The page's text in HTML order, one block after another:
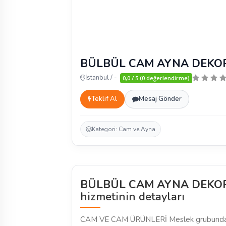
BÜLBÜL CAM AYNA
İstanbul / - 0,0 / 5 (0 değerlendirme)
Teklif Al Mesaj Gönder
Kategori: Cam ve Ayna
BÜLBÜL CAM AYNA
hizmetinin detayları
CAM VE CAM ÜRÜNLERİ Meslek